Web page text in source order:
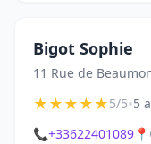
Bigot Sophie
11 Rue de
★★★★★5/5•5
📞+33622401089 📍